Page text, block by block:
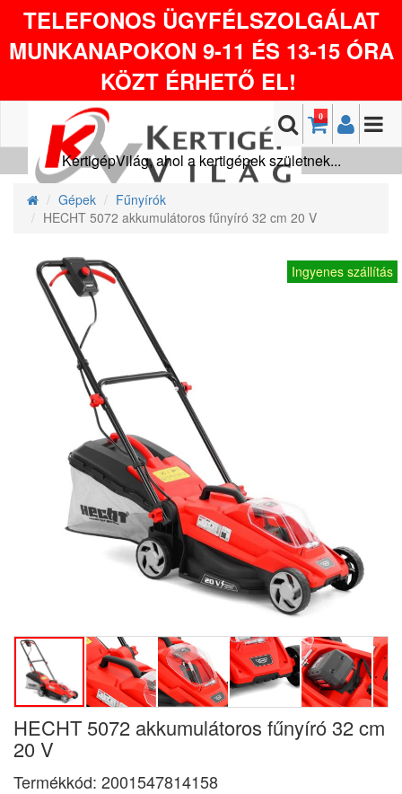
TELEFONOS ÜGYFÉLSZOLGÁLAT
MUNKANAPOKON 9-11 ÉS 13-15 ÓRA
KÖZT ÉRHETŐ EL!
0
KertigépVilág, ahol a kertigépek születnek...
Gépek
Fűnyírók
HECHT 5072 akkumulátoros fűnyíró 32 cm 20 V
Ingyenes szállítás
HECHT 5072 akkumulátoros fűnyíró 32 cm
20 V
Termékkód: 2001547814158